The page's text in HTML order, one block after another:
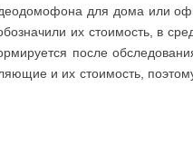
для дома или
их стоимость, в
после
и их стоимость,